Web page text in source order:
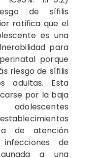
de sífilis
ratifica que el
es una
para
porque
riesgo de sífilis
adultas. Esta
por la baja
de atención
de
a una